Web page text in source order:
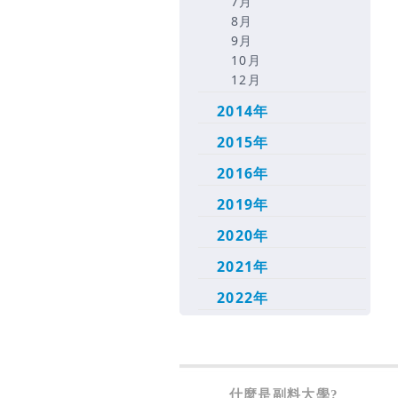
8月
9月
10月
12月
2014年
2015年
2016年
2019年
2020年
2021年
2022年
什麼是副料大學?